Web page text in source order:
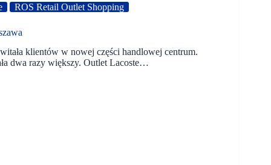
ROS Retail Outlet Shopping
klientów w nowej części handlowej centrum.
dwa razy większy. Outlet Lacoste…